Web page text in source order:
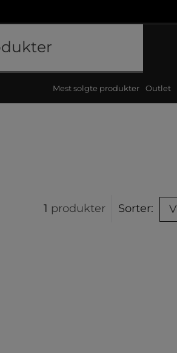
Mest solgte produkter Outlet
1 produkter Sorter: